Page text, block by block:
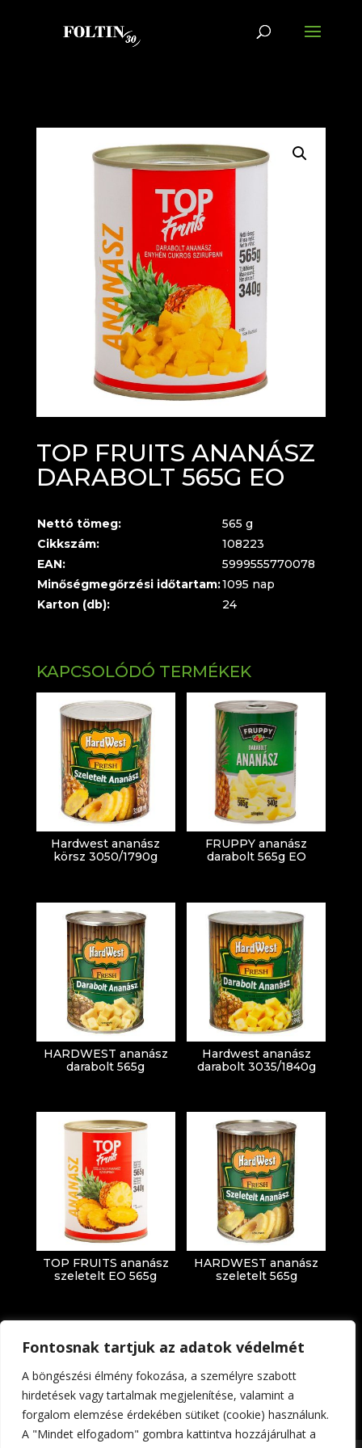
Fontosnak tartjuk az adatok védelmét
A böngészési élmény fokozása, a személyre szabott
hirdetések vagy tartalmak megjelenítése, valamint a
forgalom elemzése érdekében sütiket (cookie) használunk.
A "Mindet elfogadom" gombra kattintva hozzájárulhat a
TOP FRUITS ANANÁSZ
DARABOLT 565G EO
Nettó tömeg:
565 g
Cikkszám:
108223
EAN:
5999555770078
Minőségmegőrzési időtartam:1095 nap
Karton (db):
24
KAPCSOLÓDÓ TERMÉKEK
Hardwest ananász
körsz 3050/1790g
FRUPPY ananász
darabolt 565g EO
HARDWEST ananász
darabolt 565g
Hardwest ananász
darabolt 3035/1840g
TOP FRUITS ananász
szeletelt EO 565g
HARDWEST ananász
szeletelt 565g
Impresszum Adatkezelési tájékoztató